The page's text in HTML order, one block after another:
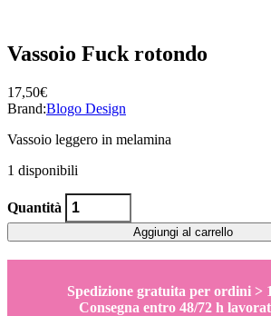
Vassoio Fuck rotondo
17,50€
Brand:Blogo Design
Vassoio leggero in melamina
1 disponibili
Vassoio
Fuck
Quantità
Aggiungi al carrello
Spedizione gratuita per ordini >
Consegna entro 48/72 h